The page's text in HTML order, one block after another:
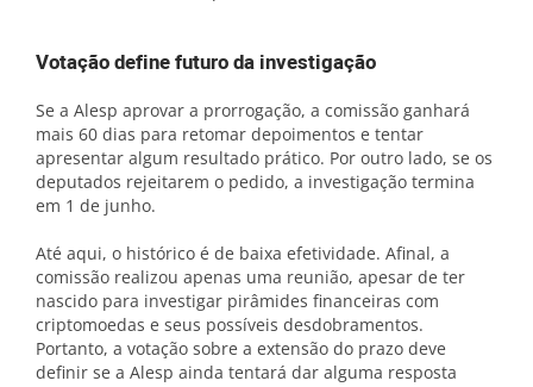
Votação define futuro da investigação
Se a Alesp aprovar a prorrogação, a comissão ganhará
mais 60 dias para retomar depoimentos e tentar
apresentar algum resultado prático. Por outro lado, se os
deputados rejeitarem o pedido, a investigação termina
em 1 de junho.
Até aqui, o histórico é de baixa efetividade. Afinal, a
comissão realizou apenas uma reunião, apesar de ter
nascido para investigar pirâmides financeiras com
criptomoedas e seus possíveis desdobramentos.
Portanto, a votação sobre a extensão do prazo deve
definir se a Alesp ainda tentará dar alguma resposta